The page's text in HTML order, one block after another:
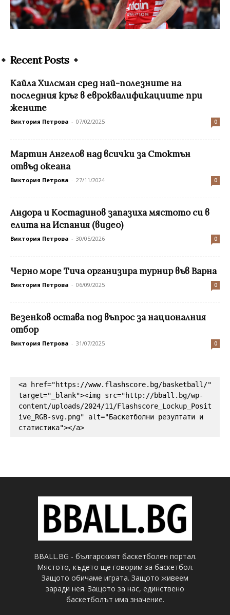
Recent Posts
Кайла Хилсман сред най-полезните на
последния кръг в евроквалификациите при
жените
Виктория Петрова - 07/02/2025 0
Мартин Ангелов над всички за Стоктън
отвъд океана
Виктория Петрова - 27/11/2024 0
Андора и Костадинов запазиха мястото си в
елита на Испания (видео)
Виктория Петрова - 30/05/2026 0
Черно море Тича организира турнир във Варна
Виктория Петрова - 06/09/2025 0
Везенков остава под въпрос за националния
отбор
Виктория Петрова - 31/07/2025 0
<a href="https://www.flashscore.bg/basketball/"
target="_blank"><img src="http://bball.bg/wp-
content/uploads/2024/11/Flashscore_Lockup_Posit
ive_RGB-svg.png" alt="Баскетболни резултати и
статистика"></a>
BBALL.BG - българският баскетболен портал.
Мястото, където ще говорим за баскетбол.
Защото обичаме играта. Защото живеем
заради нея. Защото за нас, единствено
баскетболът има значение.